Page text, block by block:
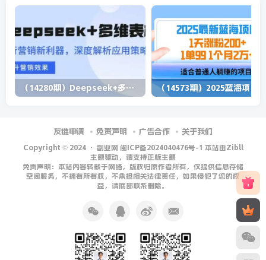
（14280期）Deepseek+多维表格，银行营销新利器，深度解析应用策略，提升营销效果
友链申请 免责声明 广告合作 关于我们
Copyright © 2024 · 副业网 闽ICP备2024040476号-1 本站由Zibll
主题驱动，请支持正版主题
免责声明：本站内容转载于网络，版权归原作者所有，仅提供信息存储
空间服务，不拥有所有权，不承担相关法律责任，如果侵犯了您的权
益，请底部联系删除。